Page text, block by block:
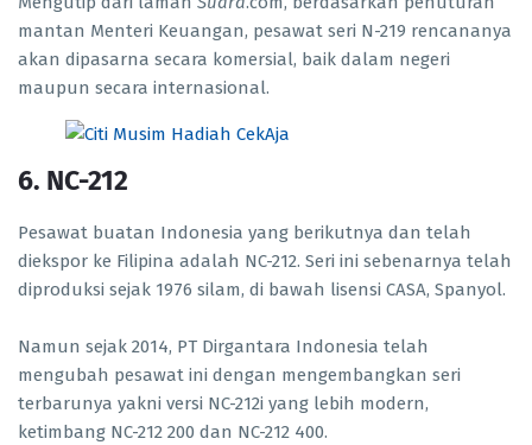
mantan Menteri Keuangan, pesawat seri N-219 rencananya
akan dipasarna secara komersial, baik dalam negeri
maupun secara internasional.
6. NC-212
Pesawat buatan Indonesia yang berikutnya dan telah
diekspor ke Filipina adalah NC-212. Seri ini sebenarnya telah
diproduksi sejak 1976 silam, di bawah lisensi CASA, Spanyol.
Namun sejak 2014, PT Dirgantara Indonesia telah
mengubah pesawat ini dengan mengembangkan seri
terbarunya yakni versi NC-212i yang lebih modern,
ketimbang NC-212 200 dan NC-212 400.